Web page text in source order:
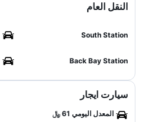
النقل العام
South Station
Back Bay Station
سيارت ايجار
المعدل اليومي 61 ﷼